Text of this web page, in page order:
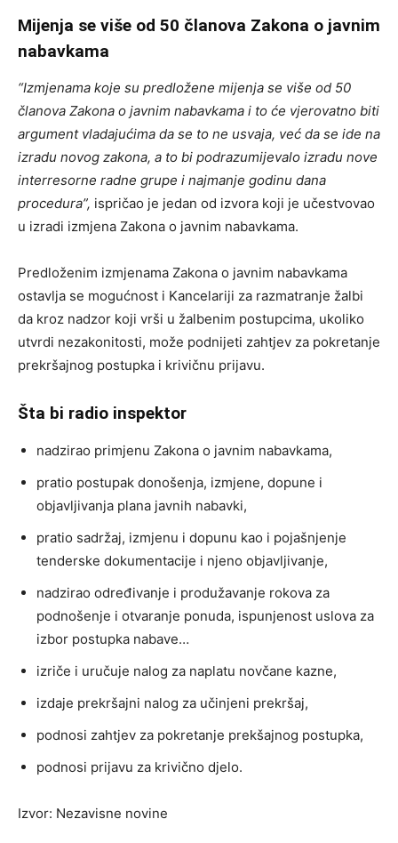
Mijenja se više od 50 članova Zakona o javnim
nabavkama
“Izmjenama koje su predložene mijenja se više od 50
članova Zakona o javnim nabavkama i to će vjerovatno biti
argument vladajućima da se to ne usvaja, već da se ide na
izradu novog zakona, a to bi podrazumijevalo izradu nove
interresorne radne grupe i najmanje godinu dana
procedura”, ispričao je jedan od izvora koji je učestvovao
u izradi izmjena Zakona o javnim nabavkama.
Predloženim izmjenama Zakona o javnim nabavkama
ostavlja se mogućnost i Kancelariji za razmatranje žalbi
da kroz nadzor koji vrši u žalbenim postupcima, ukoliko
utvrdi nezakonitosti, može podnijeti zahtjev za pokretanje
prekršajnog postupka i krivičnu prijavu.
Šta bi radio inspektor
nadzirao primjenu Zakona o javnim nabavkama,
pratio postupak donošenja, izmjene, dopune i
objavljivanja plana javnih nabavki,
pratio sadržaj, izmjenu i dopunu kao i pojašnjenje
tenderske dokumentacije i njeno objavljivanje,
nadzirao određivanje i produžavanje rokova za
podnošenje i otvaranje ponuda, ispunjenost uslova za
izbor postupka nabave…
izriče i uručuje nalog za naplatu novčane kazne,
izdaje prekršajni nalog za učinjeni prekršaj,
podnosi zahtjev za pokretanje prekšajnog postupka,
podnosi prijavu za krivično djelo.
Izvor: Nezavisne novine